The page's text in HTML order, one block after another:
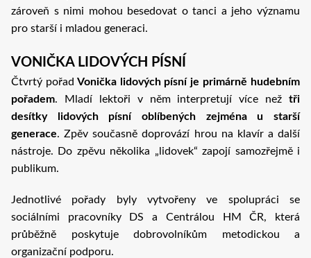
zároveň s nimi mohou besedovat o tanci a jeho významu
pro starší i mladou generaci.
VONIČKA LIDOVÝCH PÍSNÍ
Čtvrtý pořad Vonička lidových písní je primárně hudebním
pořadem. Mladí lektoři v něm interpretují více než tři
desítky lidových písní oblíbených zejména u starší
generace. Zpěv současně doprovází hrou na klavír a další
nástroje. Do zpěvu několika „lidovek“ zapojí samozřejmě i
publikum.
Jednotlivé pořady byly vytvořeny ve spolupráci se
sociálními pracovníky DS a Centrálou HM ČR, která
průběžně poskytuje dobrovolníkům metodickou a
organizační podporu.